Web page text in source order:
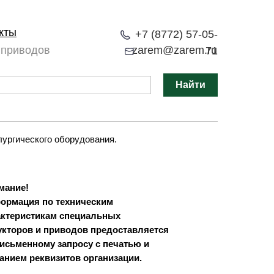
+7 (8772) 57-05-
71
zarem@zarem.ru
Найти
оборудования.
по техническим
специальных
и приводов предоставляется
запросу с печатью и
реквизитов организации.